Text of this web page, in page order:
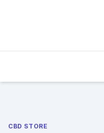
CBD STORE